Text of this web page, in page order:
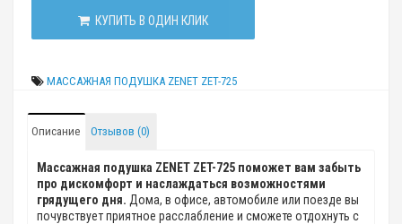
КУПИТЬ В ОДИН КЛИК
МАССАЖНАЯ ПОДУШКА ZENET ZET-725
Описание Отзывов (0)
Массажная подушка ZENET ZET-725 поможет вам забыть
про дискомфорт и наслаждаться возможностями
грядущего дня. Дома, в офисе, автомобиле или поезде вы
почувствует приятное расслабление и сможете отдохнуть с